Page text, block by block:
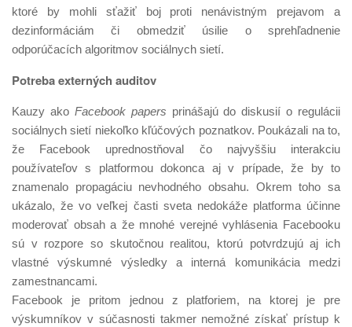
ktoré by mohli sťažiť boj proti nenávistným prejavom a
dezinformáciám či obmedziť úsilie o sprehľadnenie
odporúčacích algoritmov sociálnych sietí.
Potreba externých auditov
Kauzy ako Facebook papers prinášajú do diskusií o regulácii
sociálnych sietí niekoľko kľúčových poznatkov. Poukázali na to,
že Facebook uprednostňoval čo najvyššiu interakciu
používateľov s platformou dokonca aj v prípade, že by to
znamenalo propagáciu nevhodného obsahu. Okrem toho sa
ukázalo, že vo veľkej časti sveta nedokáže platforma účinne
moderovať obsah a že mnohé verejné vyhlásenia Facebooku
sú v rozpore so skutočnou realitou, ktorú potvrdzujú aj ich
vlastné výskumné výsledky a interná komunikácia medzi
zamestnancami.
Facebook je pritom jednou z platforiem, na ktorej je pre
výskumníkov v súčasnosti takmer nemožné získať prístup k